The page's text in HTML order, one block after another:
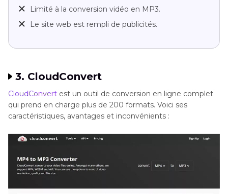
Limité à la conversion vidéo en MP3.
Le site web est rempli de publicités.
3. CloudConvert
CloudConvert est un outil de conversion en ligne complet
qui prend en charge plus de 200 formats. Voici ses
caractéristiques, avantages et inconvénients :